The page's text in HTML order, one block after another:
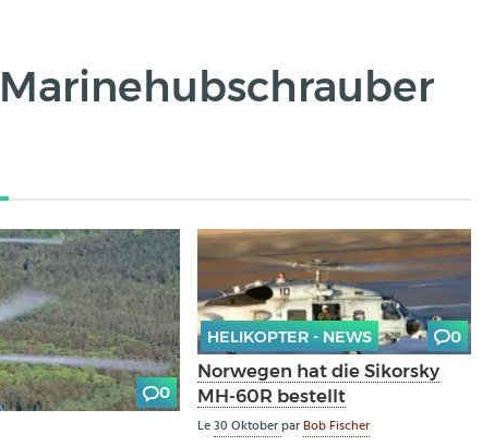
Marinehubschrauber
0
HELIKOPTER - NEWS 0
Norwegen hat die Sikorsky
MH-60R bestellt
Le30 OktoberparBob Fischer